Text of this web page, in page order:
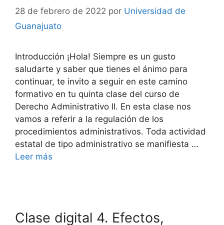
28 de febrero de 2022 por Universidad de
Guanajuato
Introducción ¡Hola! Siempre es un gusto
saludarte y saber que tienes el ánimo para
continuar, te invito a seguir en este camino
formativo en tu quinta clase del curso de
Derecho Administrativo II. En esta clase nos
vamos a referir a la regulación de los
procedimientos administrativos. Toda actividad
estatal de tipo administrativo se manifiesta …
Leer más
Clase digital 4. Efectos,